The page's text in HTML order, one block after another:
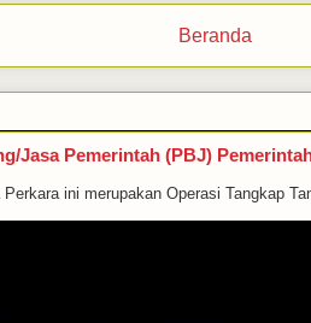
Beranda
Jasa Pemerintah (PBJ)
ini merupakan Operasi Tangkap